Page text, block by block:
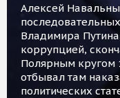
Алексей
Владимира
коррупцией,
Полярным кругом
отбывал там
политических